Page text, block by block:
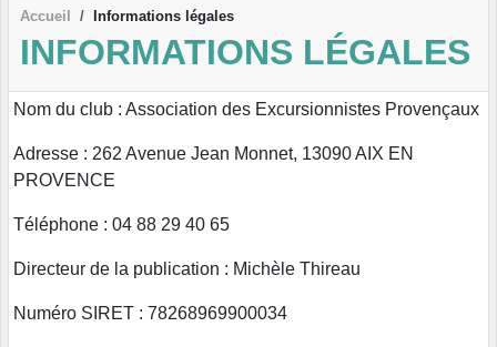
Accueil Informations légales
INFORMATIONS LÉGALES
Nom du club : Association des Excursionnistes Provençaux
Adresse : 262 Avenue Jean Monnet, 13090 AIX EN
PROVENCE
Téléphone : 04 88 29 40 65
Directeur de la publication : Michèle Thireau
Numéro SIRET : 78268969900034